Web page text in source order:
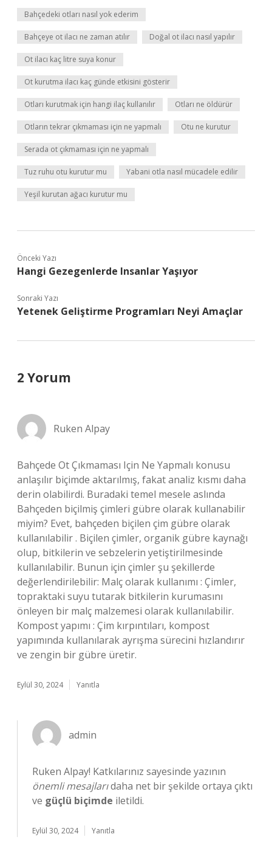
Bahçedeki otları nasıl yok ederim
Bahçeye ot ilacı ne zaman atılır Doğal ot ilacı nasıl yapılır
Ot ilacı kaç litre suya konur
Ot kurutma ilacı kaç günde etkisini gösterir
Otları kurutmak için hangi ilaç kullanılır Otları ne öldürür
Otların tekrar çıkmaması için ne yapmalı Otu ne kurutur
Serada ot çıkmaması için ne yapmalı
Tuz ruhu otu kurutur mu Yabani otla nasıl mücadele edilir
Yeşil kurutan ağacı kurutur mu
Önceki Yazı
Hangi Gezegenlerde Insanlar Yaşıyor
Sonraki Yazı
Yetenek Geliştirme Programları Neyi Amaçlar
2 Yorum
Ruken Alpay
Bahçede Ot Çıkmaması Için Ne Yapmalı konusu
anlaşılır biçimde aktarılmış, fakat analiz kısmı daha
derin olabilirdi. Buradaki temel mesele aslında
Bahçeden biçilmiş çimleri gübre olarak kullanabilir
miyim? Evet, bahçeden biçilen çim gübre olarak
kullanılabilir . Biçilen çimler, organik gübre kaynağı
olup, bitkilerin ve sebzelerin yetiştirilmesinde
kullanılabilir. Bunun için çimler şu şekillerde
değerlendirilebilir: Malç olarak kullanımı : Çimler,
topraktaki suyu tutarak bitkilerin kurumasını
önleyen bir malç malzemesi olarak kullanılabilir.
Kompost yapımı : Çim kırpıntıları, kompost
yapımında kullanılarak ayrışma sürecini hızlandırır
ve zengin bir gübre üretir.
Eylül 30, 2024 Yanıtla
admin
Ruken Alpay! Katkılarınız sayesinde yazının
önemli mesajlarıdaha net bir şekilde ortaya çıktı
ve güçlü biçimde iletildi.
Eylül 30, 2024 Yanıtla